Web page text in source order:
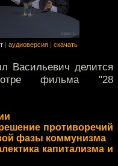
аудиоверсия скачать
Васильевич делится
фильма "28
противоречий
фазы коммунизма
капитализма и